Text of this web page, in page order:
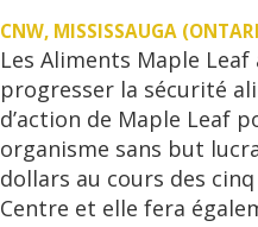
CNW, MISSISSAUGA
Les Aliments Maple
progresser la sécurité
d’action de Maple Leaf
organisme sans but
dollars au cours des
Centre et elle fera